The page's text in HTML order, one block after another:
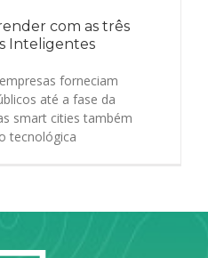
com as três
Inteligentes
forneciam
até a fase da
smart cities também
tecnológica